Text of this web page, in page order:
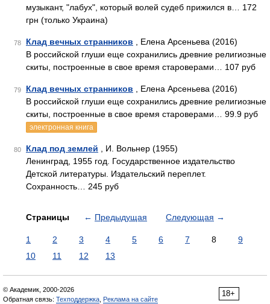
музыкант, "лабух", который волей судеб прижился в… 172
грн (только Украина)
78 Клад вечных странников , Елена Арсеньева (2016)
В российской глуши еще сохранились древние религиозные
скиты, построенные в свое время староверами… 107 руб
79 Клад вечных странников , Елена Арсеньева (2016)
В российской глуши еще сохранились древние религиозные
скиты, построенные в свое время староверами… 99.9 руб
электронная книга
80 Клад под землей , И. Вольнер (1955)
Ленинград, 1955 год. Государственное издательство
Детской литературы. Издательский переплет.
Сохранность… 245 руб
Страницы ← Предыдущая Следующая →
1 2 3 4 5 6 7 8
9
10
11 12 13
18+
© Академик, 2000-2026
Обратная связь: Техподдержка Реклама на сайте